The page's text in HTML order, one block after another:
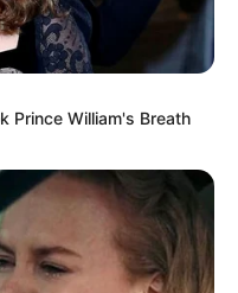
Prince William's Breath